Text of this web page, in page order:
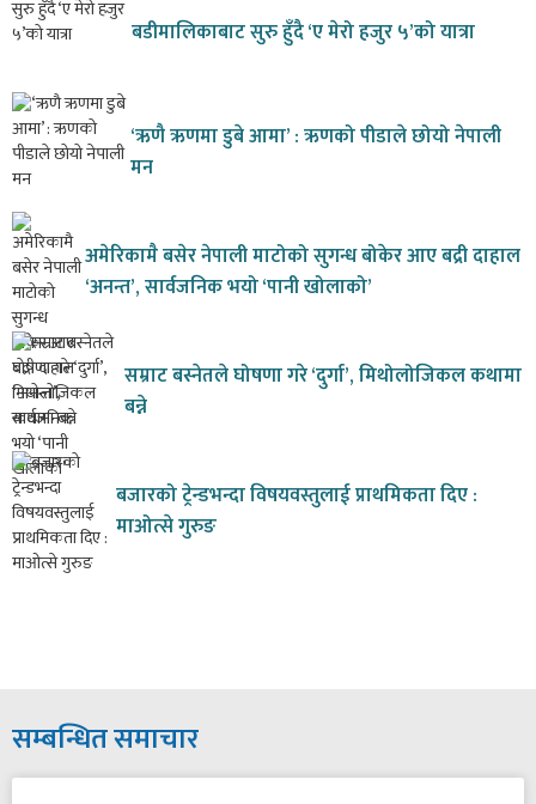
बडीमालिकाबाट सुरु हुँदै ‘ए मेरो हजुर ५’को यात्रा
‘ऋणै ऋणमा डुबे आमा’ : ऋणको पीडाले छोयो नेपाली
मन
अमेरिकामै बसेर नेपाली माटोको सुगन्ध बोकेर आए बद्री दाहाल
‘अनन्त’, सार्वजनिक भयो ‘पानी खोलाको’
सम्राट बस्नेतले घोषणा गरे ‘दुर्गा’, मिथोलोजिकल कथामा
बन्ने
बजारको ट्रेन्डभन्दा विषयवस्तुलाई प्राथमिकता दिए :
माओत्से गुरुङ
सम्बन्धित समाचार